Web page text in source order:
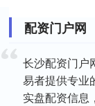
配资门户网
长沙配资门户
易者提供专业
实盘配资信息